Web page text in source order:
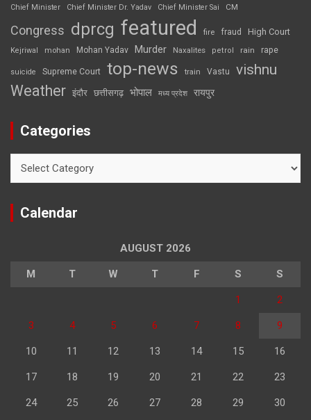
Chief Minister
Chief Minister Dr. Yadav Chief Minister Sai CM
Congress dprcg featured fire fraud High Court
Kejriwal mohan Mohan Yadav Murder Naxalites petrol rain rape
suicide Supreme Court top-news train Vastu vishnu
Weather इंदौर छत्तीसगढ़ भोपाल मध्य प्रदेश रायपुर
Categories
Calendar
AUGUST 2026
M T W T F S S
1 2
3 4 5 6 7 8 9
10 11 12 13 14 15 16
17 18 19 20 21 22 23
24 25 26 27 28 29 30